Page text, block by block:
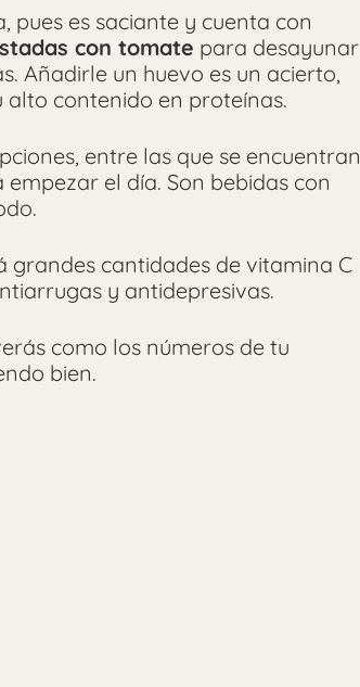
pues es saciante y cuenta con
con tomate para desayunar
Añadirle un huevo es un acierto,
alto contenido en proteínas.
entre las que se encuentran
el día. Son bebidas con
cantidades de vitamina C
y antidepresivas.
como los números de tu
bien.